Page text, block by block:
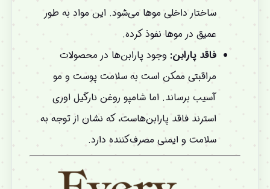
ساختار داخلی موها می‌شود. این مواد به طور
عمیق در موها نفوذ کرده.
فاقد پارابن: وجود پارابن‌ها در محصولات
مراقبتی ممکن است به سلامت پوست و مو
آسیب برساند. اما شامپو روغن نارگیل اوری
استرند فاقد پارابن‌هاست، که نشان از توجه به
سلامت و ایمنی مصرف‌کننده دارد.